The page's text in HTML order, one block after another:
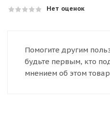
Нет оценок
Помогите другим
будьте первым, кто
мнением об этом